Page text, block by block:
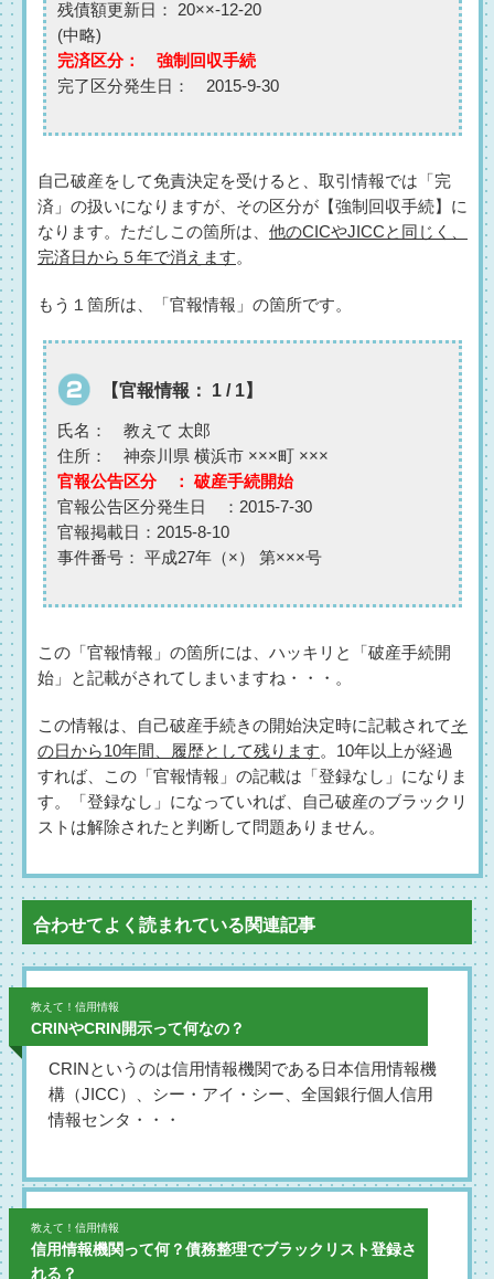
残債額更新日 ： 20××-12-20
(中略)
完済区分 ： 強制回収手続
完了区分発生日 ： 2015-9-30
自己破産をして免責決定を受けると、取引情報では「完
済」の扱いになりますが、その区分が【強制回収手続】に
なります。ただしこの箇所は、 他のCICやJICCと同じく、
完済日から５年で消えます。
もう１箇所は、「官報情報」の箇所です。
【官報情報： 1 / 1】
氏名 ： 教えて 太郎
住所 ： 神奈川県 横浜市 ×××町 ×××
官報公告区分 ： 破産手続開始
官報公告区分発生日 ：2015-7-30
官報掲載日：2015-8-10
事件番号： 平成27年（×） 第×××号
この「官報情報」の箇所には、ハッキリと「破産手続開
始」と記載がされてしまいますね・・・。
この情報は、自己破産手続きの開始決定時に記載されてそ
の日から10年間、履歴として残ります。10年以上が経過
すれば、この「官報情報」の記載は「登録なし」になりま
す。「登録なし」になっていれば、自己破産のブラックリ
ストは解除されたと判断して問題ありません。
合わせてよく読まれている関連記事
教えて！信用情報
CRINやCRIN開示って何なの？
CRINというのは信用情報機関である日本信用情報機
構（JICC）、シー・アイ・シー、全国銀行個人信用
情報センタ・・・
教えて！信用情報
信用情報機関って何？債務整理でブラックリスト登録さ
れる？